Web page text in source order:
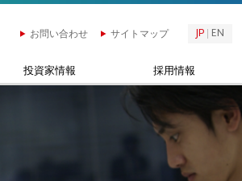
JP EN
お問い合わせ サイトマップ
投資家情報 採用情報